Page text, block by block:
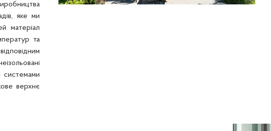
яке ми
матеріал
та
системами
верхнє